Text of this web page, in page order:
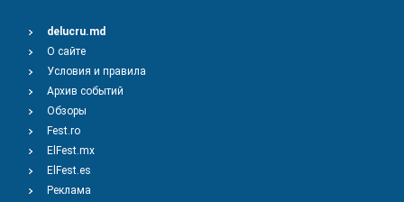
delucru.md
О сайте
Условия и правила
Архив событий
Обзоры
Fest.ro
ElFest.mx
ElFest.es
Реклама